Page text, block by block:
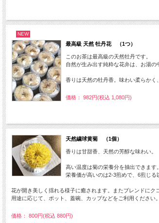
NEW
最高級 天然 牡丹花 （1つ）
このお茶は最高級の天然牡丹です。
自然が生み出す純粋な花弁は、お湯の
香りは天然の牡丹香。味わい柔らかく
価格： 982円(税込 1,080円)
天然繍球黄菊 （1個）
香りは甘甜香、天然の芳醇な味わい。
高い温度は菊の栄養分を抽出できます。
栄養価が高いのは2-3煎めで、6煎じる
花が開き美しく揺れる様子に癒されます。またブレンドにク
用途に応じて、ポット、蓋碗、カップなどをご利用ください。
価格： 800円(税込 880円)